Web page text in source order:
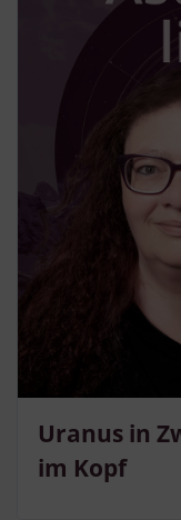
Uranus in
im Kopf